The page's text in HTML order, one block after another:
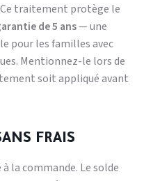
Ce traitement protège le
de 5 ans— une
pour les familles avec
Mentionnez-le lors de
soit appliqué avant
FRAIS
la commande. Le solde